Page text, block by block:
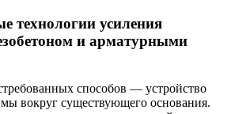
технологии усиления
и арматурными
способов — устройство
вокруг существующего основания.